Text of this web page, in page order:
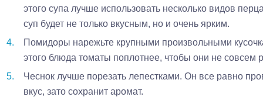
этого супа лучше использовать несколько видов
суп будет не только вкусным, но и очень ярким.
Помидоры нарежьте крупными произвольными
этого блюда томаты поплотнее, чтобы они не совсем
Чеснок лучше порезать лепестками. Он все равно
вкус, зато сохранит аромат.